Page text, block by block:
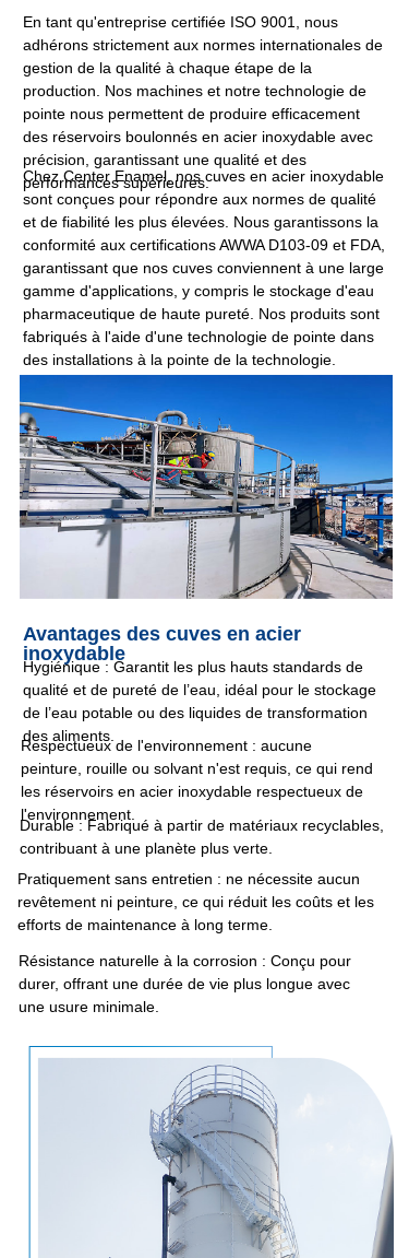
Chez Center Enamel, nos cuves en acier inoxydable
sont conçues pour répondre aux normes de qualité
et de fiabilité les plus élevées. Nous garantissons la
conformité aux certifications AWWA D103-09 et FDA,
garantissant que nos cuves conviennent à une large
gamme d'applications, y compris le stockage d'eau
pharmaceutique de haute pureté. Nos produits sont
fabriqués à l'aide d'une technologie de pointe dans
des installations à la pointe de la technologie.
Avantages des cuves en acier
inoxydable
Respectueux de l'environnement : aucune
peinture, rouille ou solvant n'est requis, ce qui rend
les réservoirs en acier inoxydable respectueux de
l'environnement.
En tant qu'entreprise certifiée ISO 9001, nous
adhérons strictement aux normes internationales de
gestion de la qualité à chaque étape de la
production. Nos machines et notre technologie de
pointe nous permettent de produire efficacement
des réservoirs boulonnés en acier inoxydable avec
précision, garantissant une qualité et des
performances supérieures.
Hygiénique : Garantit les plus hauts standards de
qualité et de pureté de l’eau, idéal pour le stockage
de l’eau potable ou des liquides de transformation
des aliments.
Résistance naturelle à la corrosion : Conçu pour
durer, offrant une durée de vie plus longue avec
une usure minimale.
Pratiquement sans entretien : ne nécessite aucun
revêtement ni peinture, ce qui réduit les coûts et les
efforts de maintenance à long terme.
Durable : Fabriqué à partir de matériaux recyclables,
contribuant à une planète plus verte.